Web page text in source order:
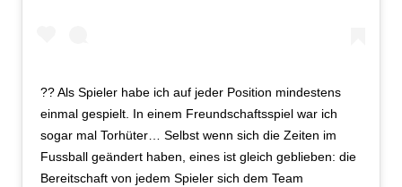
?? Als Spieler habe ich auf jeder Position mindestens
einmal gespielt. In einem Freundschaftsspiel war ich
sogar mal Torhüter… Selbst wenn sich die Zeiten im
Fussball geändert haben, eines ist gleich geblieben: die
Bereitschaft von jedem Spieler sich dem Team